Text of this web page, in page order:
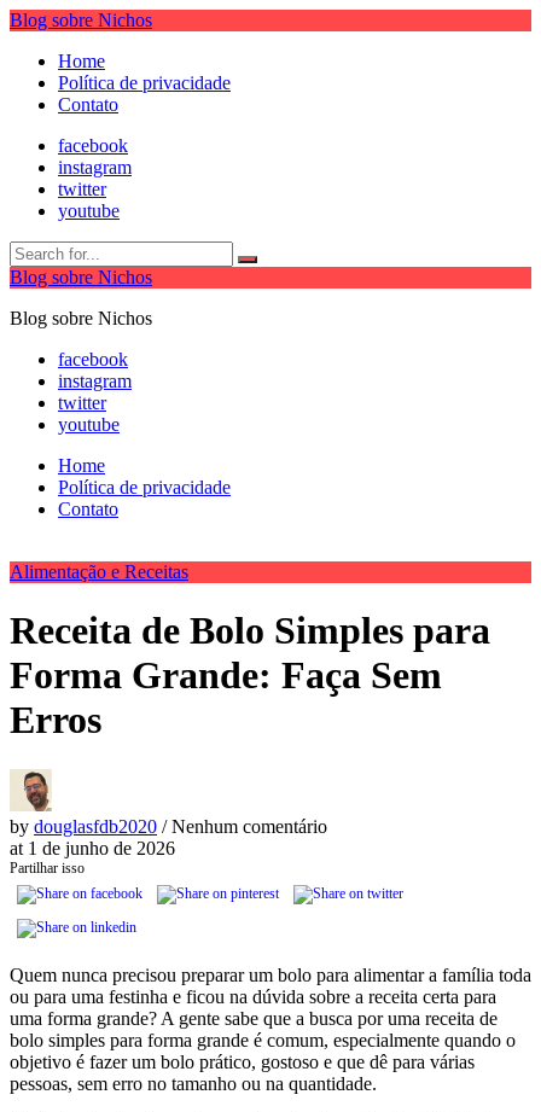
Blog sobre Nichos
Home
Política de privacidade
Contato
facebook
instagram
twitter
youtube
Blog sobre Nichos
Blog sobre Nichos
facebook
instagram
twitter
youtube
Home
Política de privacidade
Contato
Alimentação e Receitas
Receita de Bolo Simples para
Forma Grande: Faça Sem
Erros
by douglasfdb2020 / Nenhum comentário
at 1 de junho de 2026
Partilhar isso
Quem nunca precisou preparar um bolo para alimentar a família toda
ou para uma festinha e ficou na dúvida sobre a receita certa para
uma forma grande? A gente sabe que a busca por uma receita de
bolo simples para forma grande é comum, especialmente quando o
objetivo é fazer um bolo prático, gostoso e que dê para várias
pessoas, sem erro no tamanho ou na quantidade.